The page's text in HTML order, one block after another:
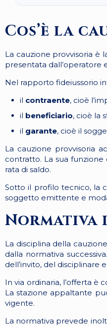
Cos’è la
La cauzione provvisoria è
presentata dall’operatore
Nel rapporto fideiussorio
il contraente, cioè
il beneficiario, cioè la
il garante, cioè il
La cauzione provvisoria
contratto. La sua
rata di saldo.
Sotto il profilo tecnico, la
soggetto emittente e
La disciplina della
dalla normativa
dell’invito, del disciplinare
In via ordinaria, l’offerta è
La stazione appaltante
vigente.
La normativa prevede